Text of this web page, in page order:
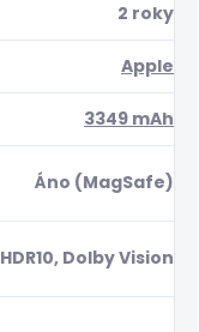
2 roky
Apple
3349 mAh
Áno (MagSafe)
HDR10, Dolby Vision